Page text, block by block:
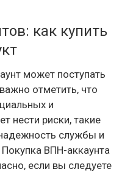
как купить
может поступать
отметить, что
и
нести риски, такие
службы и
ВПН-аккаунта
если вы следуете